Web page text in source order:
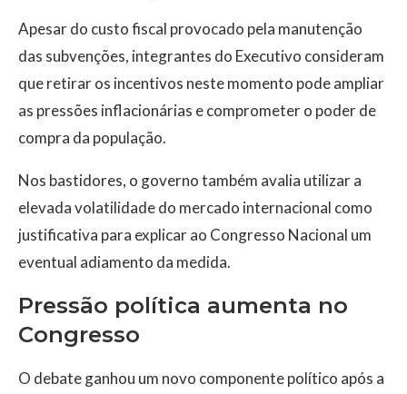
Apesar do custo fiscal provocado pela manutenção
das subvenções, integrantes do Executivo consideram
que retirar os incentivos neste momento pode ampliar
as pressões inflacionárias e comprometer o poder de
compra da população.
Nos bastidores, o governo também avalia utilizar a
elevada volatilidade do mercado internacional como
justificativa para explicar ao Congresso Nacional um
eventual adiamento da medida.
Pressão política aumenta no
Congresso
O debate ganhou um novo componente político após a